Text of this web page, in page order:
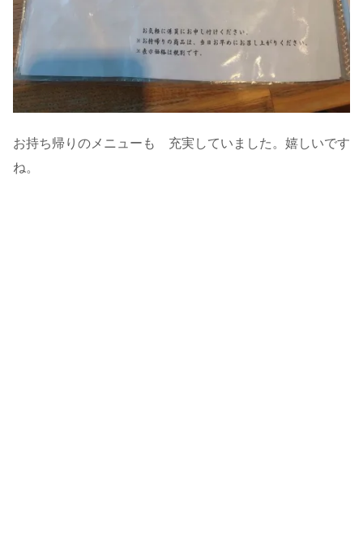
お持ち帰りのメニューも 充実していました。嬉しいです
ね。